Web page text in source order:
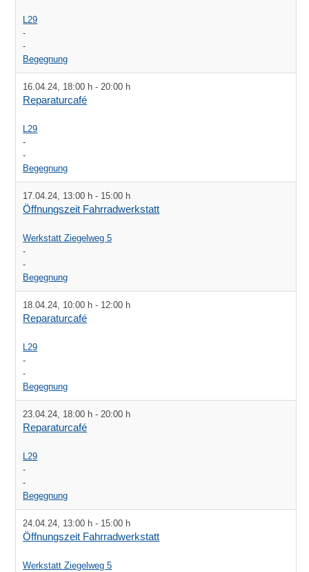
L29
-
-
Begegnung
16.04.24 18:00 h - 20:00 h
Reparaturcafé
L29
-
-
Begegnung
17.04.24 13:00 h - 15:00 h
Öffnungszeit Fahrradwerkstatt
Werkstatt Ziegelweg 5
-
-
Begegnung
18.04.24, 10:00 h - 12:00 h
Reparaturcafé
L29
-
-
Begegnung
23.04.24, 18:00 h -20:00 h
Reparaturcafé
L29
-
-
Begegnung
24.04.24, 13:00 h - 15:00 h
Öffnungszeit Fahrradwerkstatt
Werkstatt Ziegelweg 5